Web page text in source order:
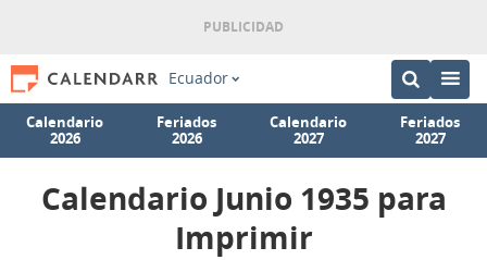
Ecuador
Calendario
2026
Feriados
2026
Calendario
2027
Feriados
2027
Calendario Junio 1935 para
Imprimir